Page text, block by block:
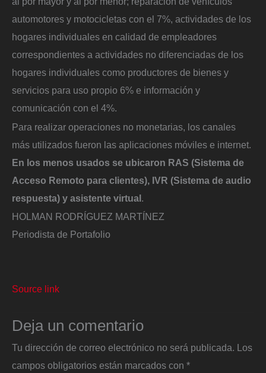
automotores y motocicletas con el 7%, actividades de los
hogares individuales en calidad de empleadores
correspondientes a actividades no diferenciadas de los
hogares individuales como productores de bienes y
servicios para uso propio 6% e información y
comunicación con el 4%.
Para realizar operaciones no monetarias, los canales
más utilizados fueron las aplicaciones móviles e internet.
En los menos usados se ubicaron RAS (Sistema de
Acceso Remoto para clientes), IVR (Sistema de audio
respuesta) y asistente virtual.
HOLMAN RODRÍGUEZ MARTÍNEZ
Periodista de Portafolio
Source link
Deja un comentario
Tu dirección de correo electrónico no será publicada. Los
campos obligatorios están marcados con *